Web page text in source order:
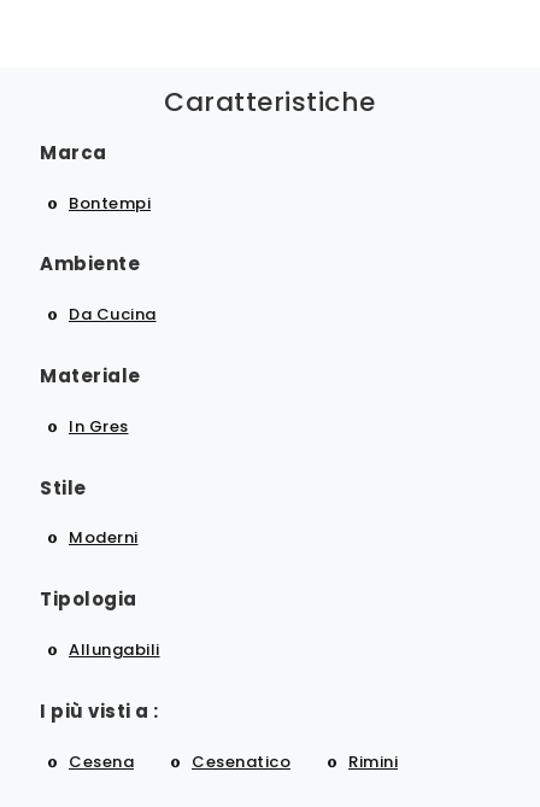
Caratteristiche
Marca
Bontempi
Ambiente
Da Cucina
Materiale
In Gres
Stile
Moderni
Tipologia
Allungabili
I più visti a :
Cesena Cesenatico Rimini